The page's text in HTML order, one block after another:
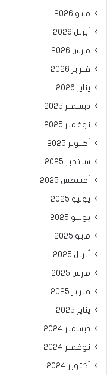
مايو 2026
أبريل 2026
مارس 2026
فبراير 2026
يناير 2026
ديسمبر 2025
نوفمبر 2025
أكتوبر 2025
سبتمبر 2025
أغسطس 2025
يوليو 2025
يونيو 2025
مايو 2025
أبريل 2025
مارس 2025
فبراير 2025
يناير 2025
ديسمبر 2024
نوفمبر 2024
أكتوبر 2024